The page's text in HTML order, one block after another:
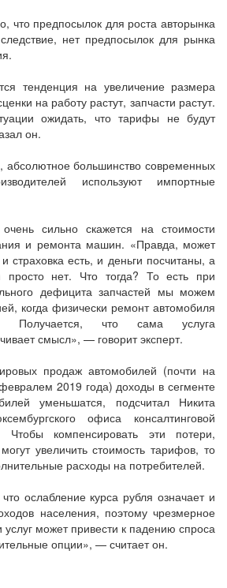
что предпосылок для роста авторынка
нет предпосылок для рынка
тенденция на увеличение размера
на работу растут, запчасти растут.
ожидать, что тарифы не будут
он.
абсолютное большинство современных
используют импортные
сильно скажется на стоимости
и ремонта машин. «Правда, может
страховка есть, и деньги посчитаны, а
просто нет. Что тогда? То есть при
дефицита запчастей мы можем
когда физически ремонт автомобиля
Получается, что сама услуга
смысл», — говорит эксперт.
продаж автомобилей (почти на
2019 года) доходы в сегменте
уменьшатся, подсчитал Никита
офиса консалтинговой
компенсировать эти потери,
увеличить стоимость тарифов, то
расходы на потребителей.
ослабление курса рубля означает и
населения, поэтому чрезмерное
может привести к падению спроса
опции», — считает он.